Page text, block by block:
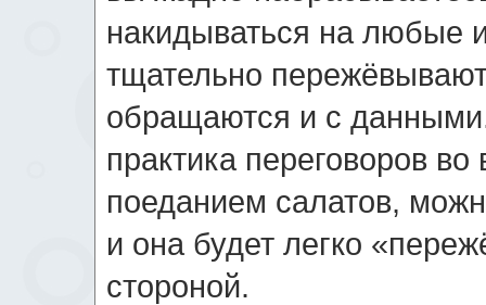
накидываться на любые
тщательно
обращаются и с
практика переговоров
поеданием салатов,
и она будет легко
стороной.